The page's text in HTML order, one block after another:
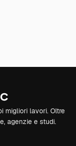
migliori lavori. Oltre
agenzie e studi.